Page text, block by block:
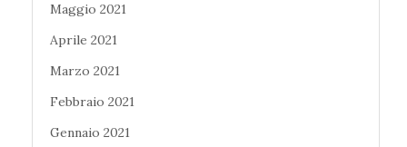
Maggio 2021
Aprile 2021
Marzo 2021
Febbraio 2021
Gennaio 2021